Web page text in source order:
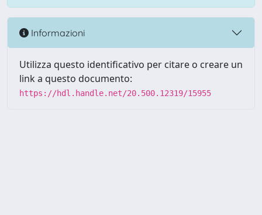
Informazioni
Utilizza questo identificativo per citare o creare un
link a questo documento:
https://hdl.handle.net/20.500.12319/15955